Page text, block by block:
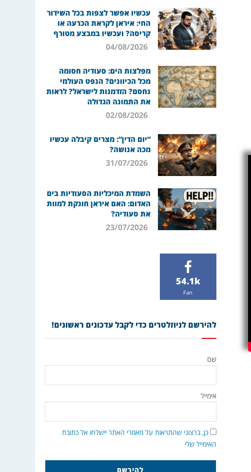
עכשיו אפשר לצפות בכל השידור
החי: איראן לקראת הכרעה או
קריסה? ועכשיו במבצע מטורף
04/08/2026
מפלצות הים: סעודיה חסומה
מכל הכיוונים? הנפט העולמי
נחסם? הזדמנות לישראל? לראות
את התמונה הגדולה
02/08/2026
“יום הדין”: מצרים קיבלה עכשיו
מכה אנושה?
31/07/2026
השמדת המיכליות הסעודיות בים
האדום: האם איראן חונקת למוות
את סעודיה?
23/07/2026
54.1k
Fan
להירשם לניוזלטרים כדי לקבל עדכונים ראשונים!
שם
אימייל
כן, ברצוני שהתראות על מאמרי האתר יישלחו אל כתובת
האימייל שלי